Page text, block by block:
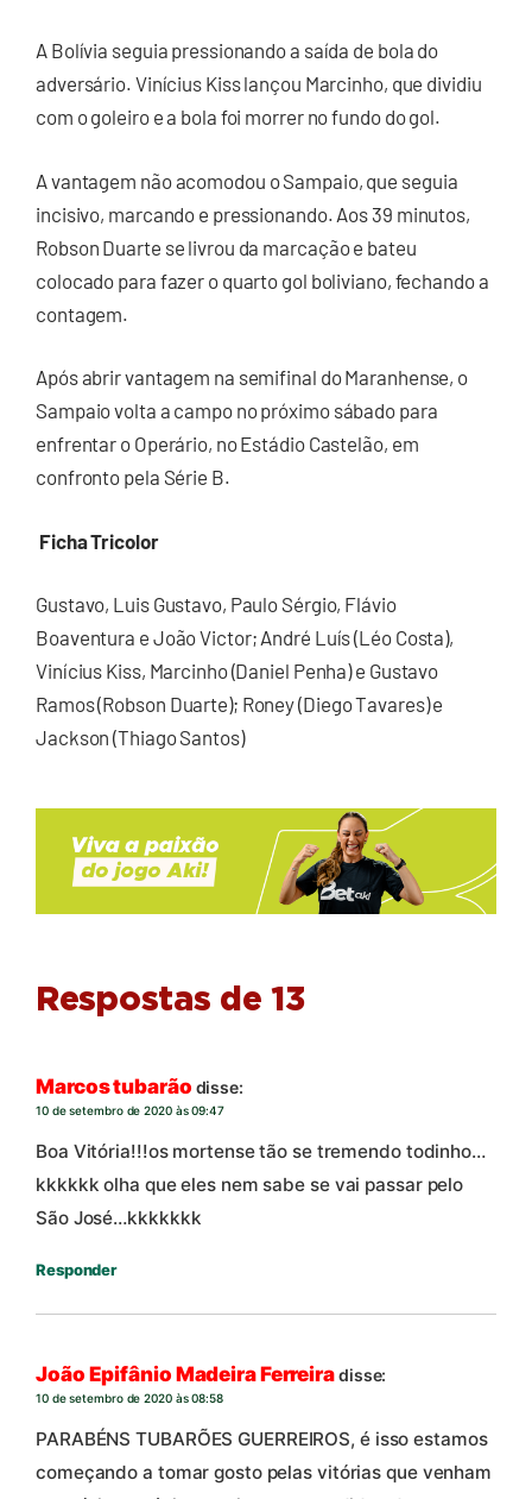
A Bolívia seguia pressionando a saída de bola do
adversário. Vinícius Kiss lançou Marcinho, que dividiu
com o goleiro e a bola foi morrer no fundo do gol.
A vantagem não acomodou o Sampaio, que seguia
incisivo, marcando e pressionando. Aos 39 minutos,
Robson Duarte se livrou da marcação e bateu
colocado para fazer o quarto gol boliviano, fechando a
contagem.
Após abrir vantagem na semifinal do Maranhense, o
Sampaio volta a campo no próximo sábado para
enfrentar o Operário, no Estádio Castelão, em
confronto pela Série B.
Ficha Tricolor
Gustavo, Luis Gustavo, Paulo Sérgio, Flávio
Boaventura e João Victor; André Luís (Léo Costa),
Vinícius Kiss, Marcinho (Daniel Penha) e Gustavo
Ramos (Robson Duarte); Roney (Diego Tavares) e
Jackson (Thiago Santos)
Respostas de 13
Marcos tubarão disse:
10 de setembro de 2020 às 09:47
Boa Vitória!!!os mortense tão se tremendo todinho…
kkkkkk olha que eles nem sabe se vai passar pelo
São José…kkkkkkk
Responder
João Epifânio Madeira Ferreiradisse:
10 de setembro de 2020 às 08:58
PARABÉNS TUBARÕES GUERREIROS, é isso estamos
começando a tomar gosto pelas vitórias que venham